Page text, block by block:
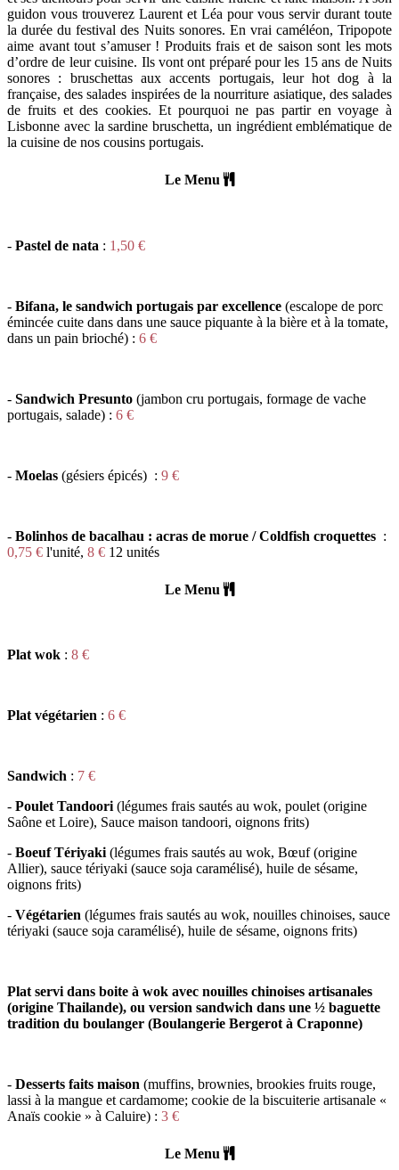
guidon vous trouverez Laurent et Léa pour vous servir durant toute
la durée du festival des Nuits sonores. En vrai caméléon, Tripopote
aime avant tout s’amuser ! Produits frais et de saison sont les mots
d’ordre de leur cuisine. Ils vont ont préparé pour les 15 ans de Nuits
sonores : bruschettas aux accents portugais, leur hot dog à la
française, des salades inspirées de la nourriture asiatique, des salades
de fruits et des cookies. Et pourquoi ne pas partir en voyage à
Lisbonne avec la sardine bruschetta, un ingrédient emblématique de
la cuisine de nos cousins portugais.
Le Menu
- Pastel de nata : 1,50 €
- Bifana, le sandwich portugais par excellence (escalope de porc
émincée cuite dans dans une sauce piquante à la bière et à la tomate,
dans un pain brioché) : 6 €
- Sandwich Presunto (jambon cru portugais, formage de vache
portugais, salade) : 6 €
- Moelas (gésiers épicés) : 9 €
- Bolinhos de bacalhau : acras de morue / Coldfish croquettes :
0,75 € l'unité, 8 € 12 unités
Le Menu
Plat wok : 8 €
Plat végétarien : 6 €
Sandwich : 7 €
- Poulet Tandoori (légumes frais sautés au wok, poulet (origine
Saône et Loire), Sauce maison tandoori, oignons frits)
- Boeuf Tériyaki (légumes frais sautés au wok, Bœuf (origine
Allier), sauce tériyaki (sauce soja caramélisé), huile de sésame,
oignons frits)
- Végétarien (légumes frais sautés au wok, nouilles chinoises, sauce
tériyaki (sauce soja caramélisé), huile de sésame, oignons frits)
Plat servi dans boite à wok avec nouilles chinoises artisanales
(origine Thailande), ou version sandwich dans une ½ baguette
tradition du boulanger (Boulangerie Bergerot à Craponne)
- Desserts faits maison (muffins, brownies, brookies fruits rouge,
lassi à la mangue et cardamome; cookie de la biscuiterie artisanale «
Anaïs cookie » à Caluire) : 3 €
Le Menu